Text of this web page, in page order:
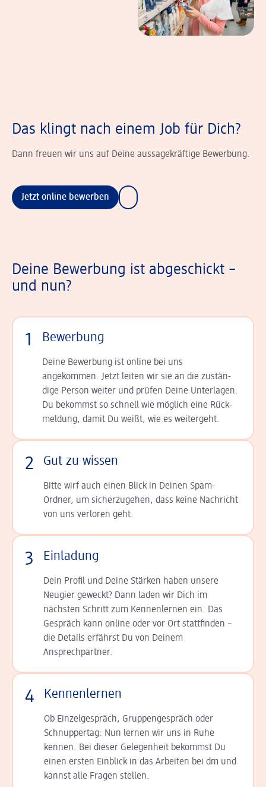
Das klingt nach einem Job für Dich?
Dann freuen wir uns auf Deine aussagekräftige Bewerbung.
Jetzt online bewerben
Deine Bewerbung ist abgeschickt –
und nun?
1 Bewerbung
Deine Bewerbung ist online bei uns
angekommen. Jetzt leiten wir sie an die zu­stän­
dige Person weiter und prüfen Deine Unterlagen.
Du bekommst so schnell wie möglich eine Rück­
meldung, damit Du weißt, wie es weitergeht.
2 Gut zu wissen
Bitte wirf auch einen Blick in Deinen Spam-
Ordner, um sicherzugehen, dass keine Nachricht
von uns verloren geht.
3 Einladung
Dein Profil und Deine Stär­ken haben unsere
Neugier geweckt? Dann laden wir Dich im
nächsten Schritt zum Kennen­lernen ein. Das
Gespräch kann online oder vor Ort statt­finden –
die Details er­fährst Du von Deinem
Ansprechpartner.
4 Kennenlernen
Ob Einzelgespräch, Grup­pen­gespräch oder
Schnup­per­tag: Nun lernen wir uns in Ruhe
kennen. Bei dieser Gelegenheit bekommst Du
einen ersten Einblick in das Arbeiten bei dm und
kannst alle Fragen stellen.